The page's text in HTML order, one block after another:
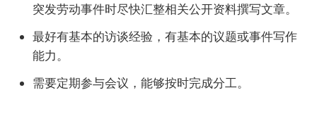
突发劳动事件时尽快汇整相关公开资料撰写文章。
最好有基本的访谈经验，有基本的议题或事件写作
能力。
需要定期参与会议，能够按时完成分工。